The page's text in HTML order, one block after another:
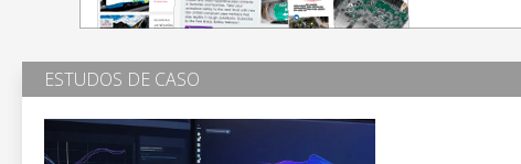
ESTUDOS DE CASO